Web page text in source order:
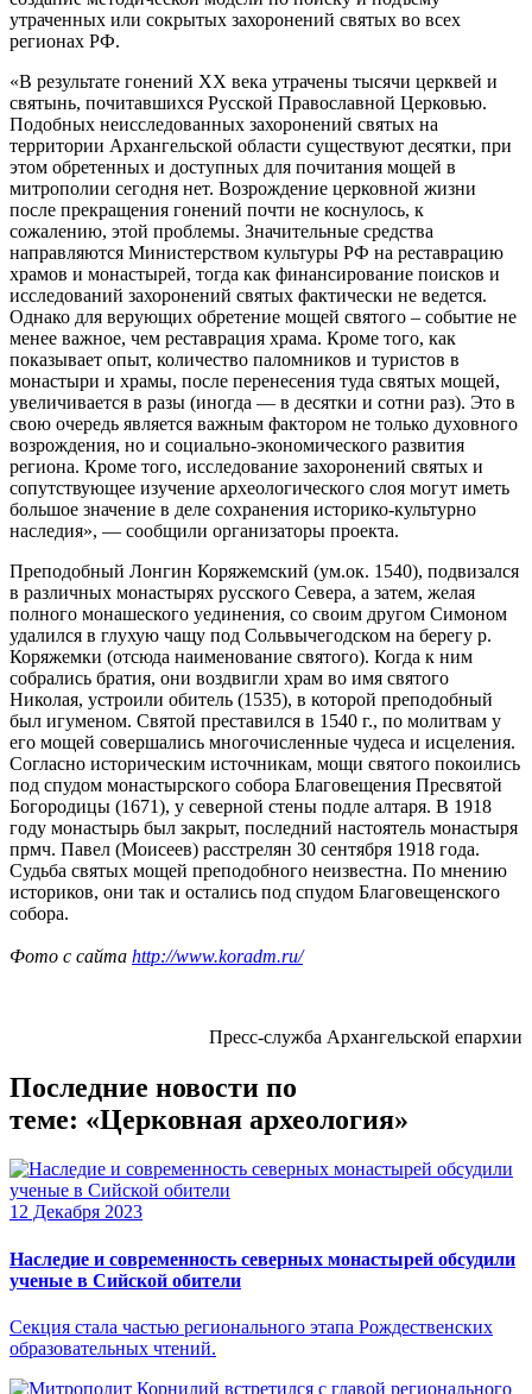
утраченных или сокрытых захоронений святых во всех
регионах РФ.
«В результате гонений XX века утрачены тысячи церквей и
святынь, почитавшихся Русской Православной Церковью.
Подобных неисследованных захоронений святых на
территории Архангельской области существуют десятки, при
этом обретенных и доступных для почитания мощей в
митрополии сегодня нет. Возрождение церковной жизни
после прекращения гонений почти не коснулось, к
сожалению, этой проблемы. Значительные средства
направляются Министерством культуры РФ на реставрацию
храмов и монастырей, тогда как финансирование поисков и
исследований захоронений святых фактически не ведется.
Однако для верующих обретение мощей святого – событие не
менее важное, чем реставрация храма. Кроме того, как
показывает опыт, количество паломников и туристов в
монастыри и храмы, после перенесения туда святых мощей,
увеличивается в разы (иногда — в десятки и сотни раз). Это в
свою очередь является важным фактором не только духовного
возрождения, но и социально-экономического развития
региона. Кроме того, исследование захоронений святых и
сопутствующее изучение археологического слоя могут иметь
большое значение в деле сохранения историко-культурно
наследия», — сообщили организаторы проекта.
Преподобный Лонгин Коряжемский (ум.ок. 1540), подвизался
в различных монастырях русского Севера, а затем, желая
полного монашеского уединения, со своим другом Симоном
удалился в глухую чащу под Сольвычегодском на берегу р.
Коряжемки (отсюда наименование святого). Когда к ним
собрались братия, они воздвигли храм во имя святого
Николая, устроили обитель (1535), в которой преподобный
был игуменом. Святой преставился в 1540 г., по молитвам у
его мощей совершались многочисленные чудеса и исцеления.
Согласно историческим источникам, мощи святого покоились
под спудом монастырского собора Благовещения Пресвятой
Богородицы (1671), у северной стены подле алтаря. В 1918
году монастырь был закрыт, последний настоятель монастыря
прмч. Павел (Моисеев) расстрелян 30 сентября 1918 года.
Судьба святых мощей преподобного неизвестна. По мнению
историков, они так и остались под спудом Благовещенского
собора.
Фото с сайта http://www.koradm.ru/
Пресс-служба Архангельской епархии
Последние новости по
теме: «Церковная археология»
12 Декабря 2023
Наследие и современность северных монастырей обсудили
ученые в Сийской обители
Секция стала частью регионального этапа Рождественских
образовательных чтений.